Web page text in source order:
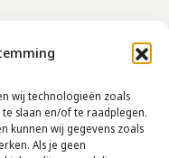
wij technologieën zoals
slaan en/of te raadplegen.
kunnen wij gegevens zoals
Als je geen
HIER!